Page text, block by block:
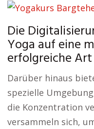
Die
Yoga auf eine
erfolgreiche
Darüber hinaus
spezielle
die Konzentration
versammeln sich,